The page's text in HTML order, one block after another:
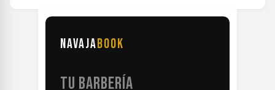
NAVAJABOOK
TU BARBERÍA